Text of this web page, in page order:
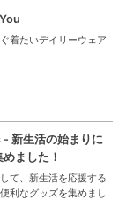
着たいデイリーウェア
新生活の始まりに
ました！
て、新生活を応援する
利なグッズを集めまし